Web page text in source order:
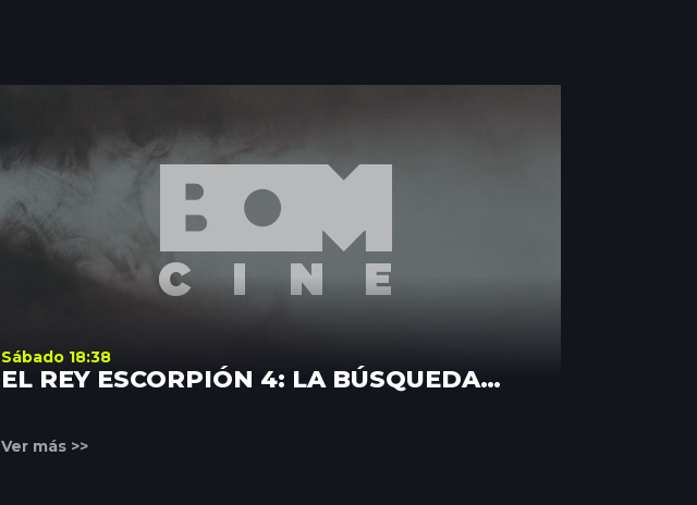
Sábado 18:38
EL REY ESCORPIÓN 4: LA BÚSQUEDA
Ver más >>